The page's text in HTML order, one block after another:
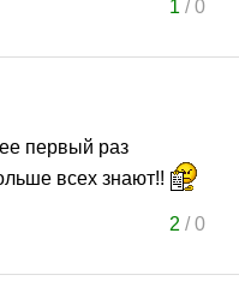
1 /0
первый раз
всех знают!!
2 /0